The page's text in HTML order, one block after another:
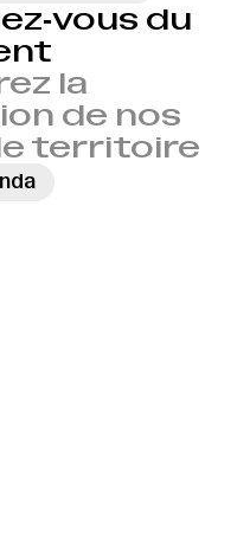
du
la
de nos
territoire